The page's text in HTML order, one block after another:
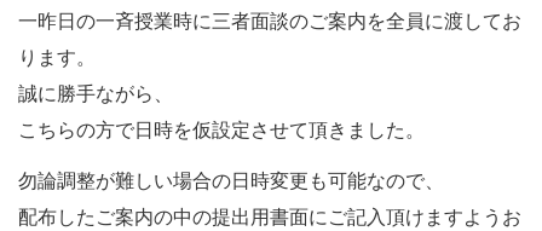
一昨日の一斉授業時に三者面談のご案内を全員に渡してお
ります。
誠に勝手ながら、
こちらの方で日時を仮設定させて頂きました。
勿論調整が難しい場合の日時変更も可能なので、
配布したご案内の中の提出用書面にご記入頂けますようお